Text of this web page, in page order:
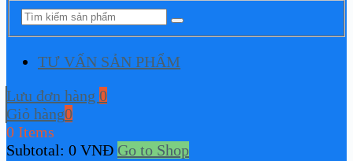
TƯ VẤN SẢN PHẨM
Lưu đơn hàng 0
Giỏ hàng0
0 Items
Subtotal: 0 VNĐ Go to Shop